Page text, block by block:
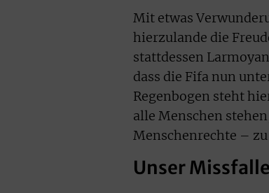
Mit etwas
hierzulande die
stattdessen
dass die Fifa nun
Regenbogen steht
alle Menschen
Menschenrechte –
Unser